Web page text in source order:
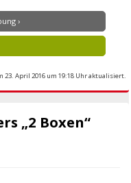
›
23. April 2016 um 19:18 Uhr aktualisiert.
„2 Boxen“